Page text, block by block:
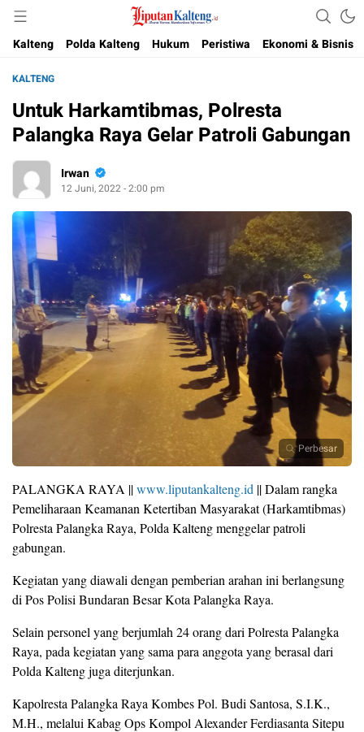
Liputan Kalteng
Akurat, Terpercaya & Independent
Kalteng
Polda Kalteng Hukum Peristiwa Ekonomi & Bisnis
KALTENG
Untuk Harkamtibmas, Polresta
Palangka Raya Gelar Patroli Gabungan
Irwan
12 Juni, 2022 - 2:00 pm
Perbesar
PALANGKA RAYA ||www.liputankalteng.id || Dalam rangka
Pemeliharaan Keamanan Ketertiban Masyarakat (Harkamtibmas)
Polresta Palangka Raya, Polda Kalteng menggelar patroli
gabungan.
Kegiatan yang diawali dengan pemberian arahan ini berlangsung
di Pos Polisi Bundaran Besar Kota Palangka Raya.
Selain personel yang berjumlah 24 orang dari Polresta Palangka
Raya, pada kegiatan yang sama para anggota yang berasal dari
Polda Kalteng juga diterjunkan.
Kapolresta Palangka Raya Kombes Pol. Budi Santosa, S.I.K.,
M.H., melalui Kabag Ops Kompol Alexander Ferdiasanta Sitepu